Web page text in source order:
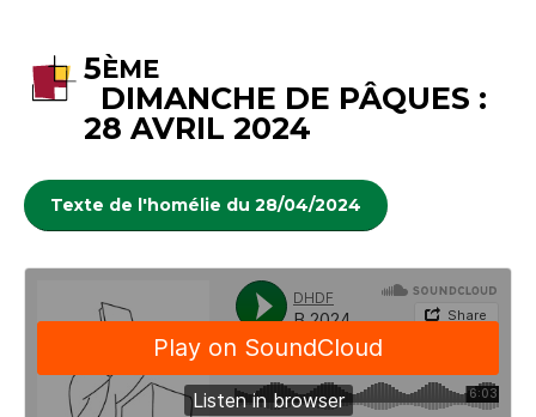
5ÈME
DIMANCHE DE PÂQUES :
28 AVRIL 2024
Texte de l'homélie du 28/04/2024